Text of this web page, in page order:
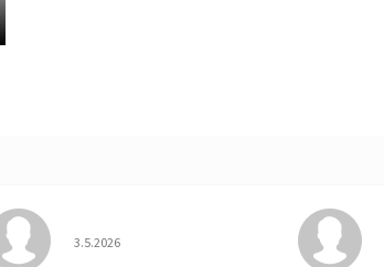
Hodnotenie obchodu je 3 z 5 hviezdičiek.
3.5.2026